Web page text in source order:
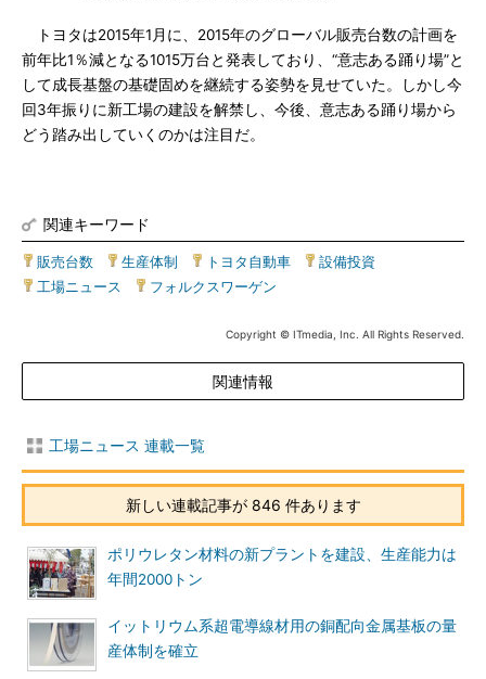
トヨタは2015年1月に、2015年のグローバル販売台数の計画を
前年比1％減となる1015万台と発表しており、“意志ある踊り場”と
して成長基盤の基礎固めを継続する姿勢を見せていた。しかし今
回3年振りに新工場の建設を解禁し、今後、意志ある踊り場から
どう踏み出していくのかは注目だ。
関連キーワード
販売台数 生産体制 トヨタ自動車 設備投資
工場ニュース
フォルクスワーゲン
Copyright © ITmedia, Inc. All Rights Reserved.
関連情報
工場ニュース 連載一覧
新しい連載記事が 846 件あります
ポリウレタン材料の新プラントを建設、生産能力は
年間2000トン
イットリウム系超電導線材用の銅配向金属基板の量
産体制を確立